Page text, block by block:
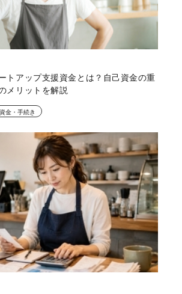
トアップ支援資金とは？自己資金の重
メリットを解説
資金・手続き